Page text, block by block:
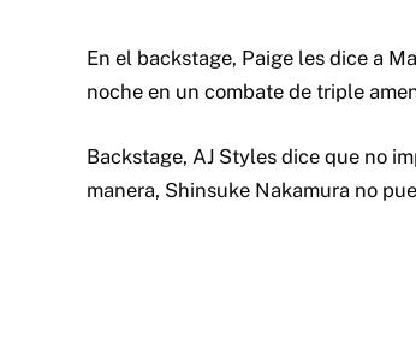
En el backstage, Paige les dice a
noche en un combate de triple
Backstage, AJ Styles dice que no
manera, Shinsuke Nakamura no